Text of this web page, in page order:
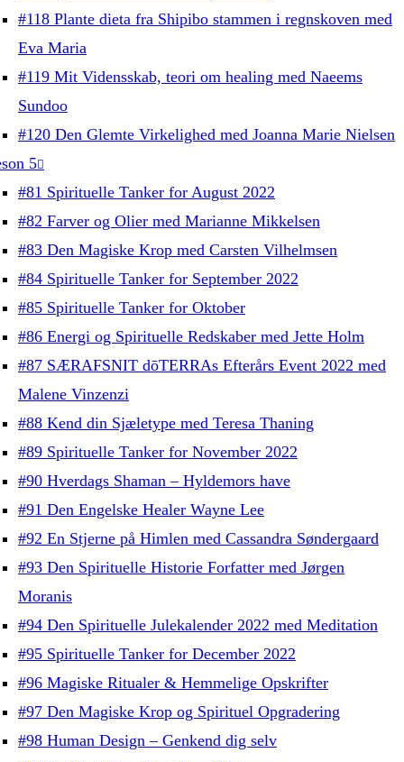
#118 Plante dieta fra Shipibo stammen i regnskoven med
Eva Maria
#119 Mit Vidensskab, teori om healing med Naeems
Sundoo
#120 Den Glemte Virkelighed med Joanna Marie Nielsen
5
#81 Spirituelle Tanker for August 2022
#82 Farver og Olier med Marianne Mikkelsen
#83 Den Magiske Krop med Carsten Vilhelmsen
#84 Spirituelle Tanker for September 2022
#85 Spirituelle Tanker for Oktober
#86 Energi og Spirituelle Redskaber med Jette Holm
#87 SÆRAFSNIT dōTERRAs Efterårs Event 2022 med
Malene Vinzenzi
#88 Kend din Sjæletype med Teresa Thaning
#89 Spirituelle Tanker for November 2022
#90 Hverdags Shaman – Hyldemors have
#91 Den Engelske Healer Wayne Lee
#92 En Stjerne på Himlen med Cassandra Søndergaard
#93 Den Spirituelle Historie Forfatter med Jørgen
Moranis
#94 Den Spirituelle Julekalender 2022 med Meditation
#95 Spirituelle Tanker for December 2022
#96 Magiske Ritualer & Hemmelige Opskrifter
#97 Den Magiske Krop og Spirituel Opgradering
#98 Human Design – Genkend dig selv